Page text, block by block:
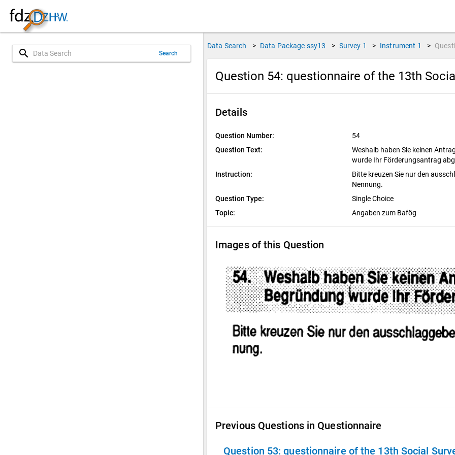
search Search
Data Search > Data Package ssy13 > Survey 1 > Instrument 1 >
Question 54: questionnaire of the 13th
Details
Question Number:
54
Question Text:
Weshalb haben Sie keinen
wurde Ihr Förderungsantrag
Instruction:
Bitte kreuzen Sie nur den
Nennung.
Question Type:
Single Choice
Topic:
Angaben zum Bafög
Images of this Question
Previous Questions in Questionnaire
Question 53:questionnaire of the 13th Social